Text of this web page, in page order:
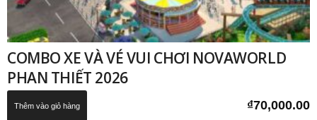
COMBO XE VÀ VÉ VUI CHƠI NOVAWORLD
PHAN THIẾT 2026
₫70,000.00
Thêm vào giỏ hàng